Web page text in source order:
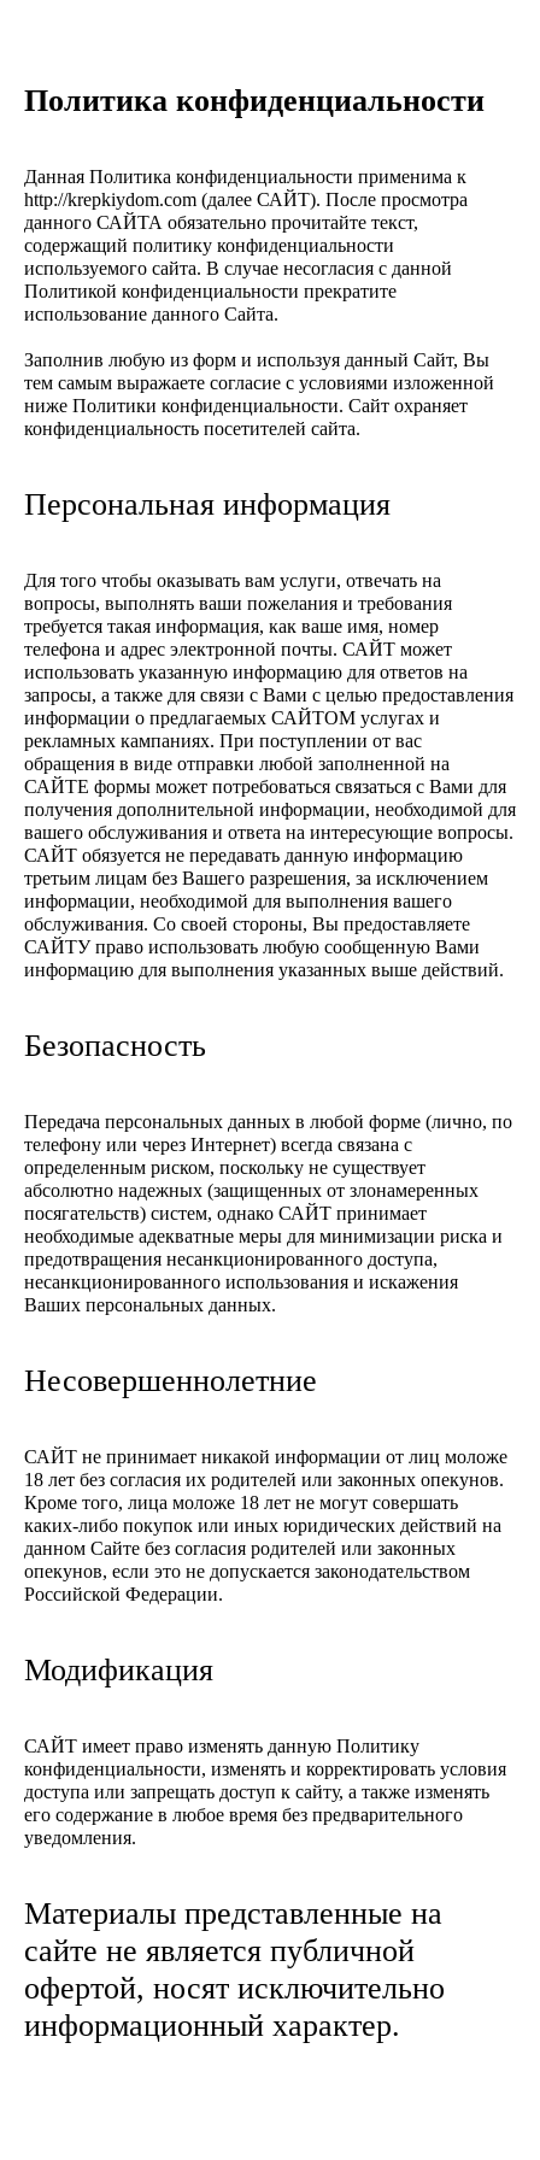
Политика конфиденциальности
Данная Политика конфиденциальности применима к
http://krepkiydom.com (далее САЙТ). После просмотра
данного САЙТА обязательно прочитайте текст,
содержащий политику конфиденциальности
используемого сайта. В случае несогласия с данной
Политикой конфиденциальности прекратите
использование данного Сайта.
Заполнив любую из форм и используя данный Сайт, Вы
тем самым выражаете согласие с условиями изложенной
ниже Политики конфиденциальности. Сайт охраняет
конфиденциальность посетителей сайта.
Персональная информация
Для того чтобы оказывать вам услуги, отвечать на
вопросы, выполнять ваши пожелания и требования
требуется такая информация, как ваше имя, номер
телефона и адрес электронной почты. САЙТ может
использовать указанную информацию для ответов на
запросы, а также для связи с Вами с целью предоставления
информации о предлагаемых САЙТОМ услугах и
рекламных кампаниях. При поступлении от вас
обращения в виде отправки любой заполненной на
САЙТЕ формы может потребоваться связаться с Вами для
получения дополнительной информации, необходимой для
вашего обслуживания и ответа на интересующие вопросы.
САЙТ обязуется не передавать данную информацию
третьим лицам без Вашего разрешения, за исключением
информации, необходимой для выполнения вашего
обслуживания. Со своей стороны, Вы предоставляете
САЙТУ право использовать любую сообщенную Вами
информацию для выполнения указанных выше действий.
Безопасность
Передача персональных данных в любой форме (лично, по
телефону или через Интернет) всегда связана с
определенным риском, поскольку не существует
абсолютно надежных (защищенных от злонамеренных
посягательств) систем, однако САЙТ принимает
необходимые адекватные меры для минимизации риска и
предотвращения несанкционированного доступа,
несанкционированного использования и искажения
Ваших персональных данных.
Несовершеннолетние
САЙТ не принимает никакой информации от лиц моложе
18 лет без согласия их родителей или законных опекунов.
Кроме того, лица моложе 18 лет не могут совершать
каких-либо покупок или иных юридических действий на
данном Сайте без согласия родителей или законных
опекунов, если это не допускается законодательством
Российской Федерации.
Модификация
САЙТ имеет право изменять данную Политику
конфиденциальности, изменять и корректировать условия
доступа или запрещать доступ к сайту, а также изменять
его содержание в любое время без предварительного
уведомления.
Материалы представленные на
сайте не является публичной
офертой, носят исключительно
информационный характер.